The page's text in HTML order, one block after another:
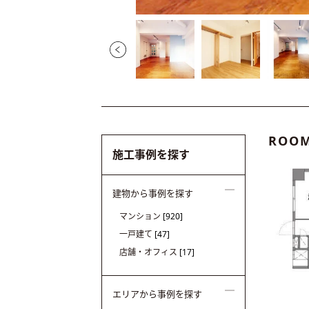
施工事例を探す
建物から事例を探す
マンション [920]
一戸建て [47]
店舗・オフィス [17]
エリアから事例を探す